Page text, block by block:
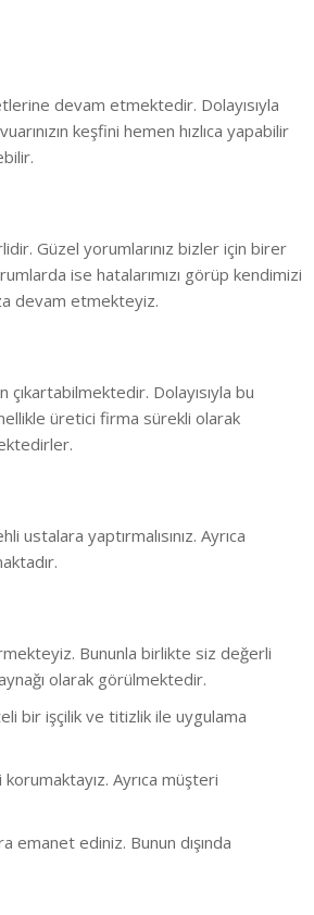
devam etmektedir. Dolayısıyla
keşfini hemen hızlıca yapabilir
Güzel yorumlarınız bizler için birer
ise hatalarımızı görüp kendimizi
devam etmekteyiz.
Dolayısıyla bu
üretici firma sürekli olarak
ustalara yaptırmalısınız. Ayrıca
Bununla birlikte siz değerli
olarak görülmektedir.
bir işçilik ve titizlik ile uygulama
Ayrıca müşteri
emanet ediniz. Bunun dışında